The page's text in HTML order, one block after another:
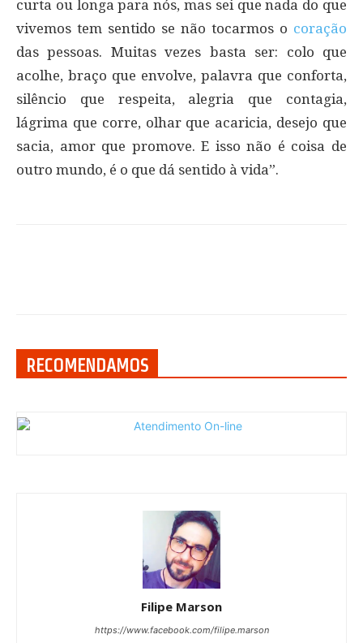
curta ou longa para nós, mas sei que nada do que
vivemos tem sentido se não tocarmos o coração
das pessoas. Muitas vezes basta ser: colo que
acolhe, braço que envolve, palavra que conforta,
silêncio que respeita, alegria que contagia,
lágrima que corre, olhar que acaricia, desejo que
sacia, amor que promove. E isso não é coisa de
outro mundo, é o que dá sentido à vida”.
RECOMENDAMOS
Filipe Marson
https://www.facebook.com/filipe.marson